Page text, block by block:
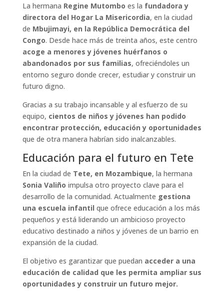
La hermana Regine Mutombo es la fundadora y
directora del Hogar La Misericordia, en la ciudad
de Mbujimayi, en la República Democrática del
Congo. Desde hace más de treinta años, este centro
acoge a menores y jóvenes huérfanos o
abandonados por sus familias, ofreciéndoles un
entorno seguro donde crecer, estudiar y construir un
futuro digno.
Gracias a su trabajo incansable y al esfuerzo de su
equipo, cientos de niños y jóvenes han podido
encontrar protección, educación y oportunidades
que de otra manera habrían sido inalcanzables.
Educación para el futuro en Tete
En la ciudad de Tete, en Mozambique, la hermana
Sonia Valiño impulsa otro proyecto clave para el
desarrollo de la comunidad. Actualmente gestiona
una escuela infantil que ofrece educación a los más
pequeños y está liderando un ambicioso proyecto
educativo destinado a niños y jóvenes de un barrio en
expansión de la ciudad.
El objetivo es garantizar que puedan acceder a una
educación de calidad que les permita ampliar sus
oportunidades y construir un futuro mejor.